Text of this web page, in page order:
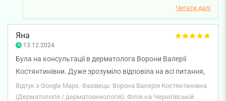
Читати далі
Яна
13.12.2024
Була на консультації в дерматолога Ворони Валерії
Костянтинівни. Дуже зрозуміло відповіла на всі питання,
рекомендую.
Відгук з Google Maps. Фахівець: Ворона Валерія Костянтинівна
(Дерматологія / дерматоонкологія). Філія на Чернігівській